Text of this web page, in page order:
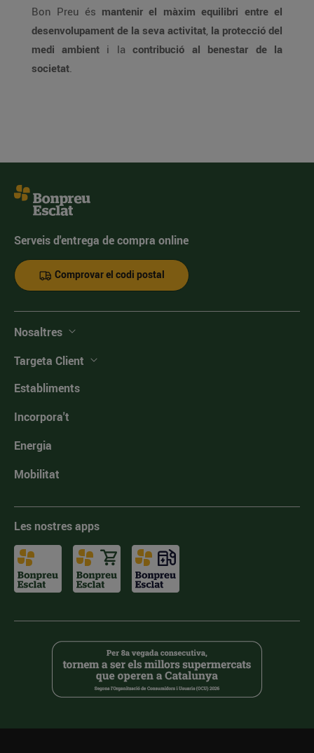
Bon Preu és mantenir el màxim equilibri entre el
desenvolupament de la seva activitat, la protecció del
medi ambient i la contribució al benestar de la
societat.
Serveis d'entrega de compra online
Comprovar el codi postal
Nosaltres
Targeta Client
Establiments
Incorpora't
Energia
Mobilitat
Les nostres apps